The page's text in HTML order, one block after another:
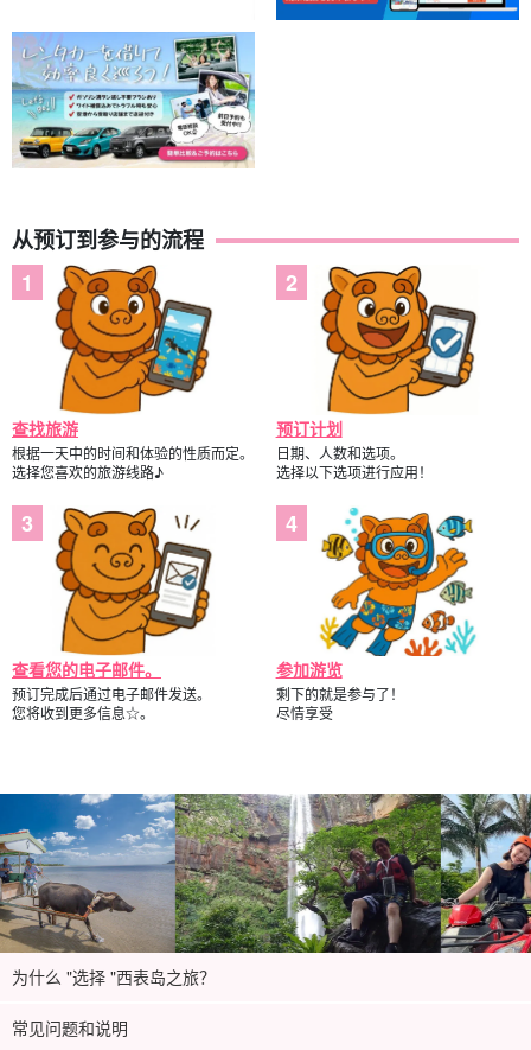
从预订到参与的流程
查找旅游
根据一天中的时间和体验的性质而定。
选择您喜欢的旅游线路♪
预订计划
日期、人数和选项。
选择以下选项进行应用！
查看您的电子邮件。
预订完成后通过电子邮件发送。
您将收到更多信息☆。
参加游览
剩下的就是参与了！
尽情享受
为什么 "选择 "西表岛之旅？
常见问题和说明